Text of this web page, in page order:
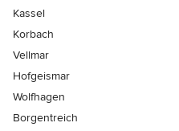
Kassel
Korbach
Vellmar
Hofgeismar
Wolfhagen
Borgentreich